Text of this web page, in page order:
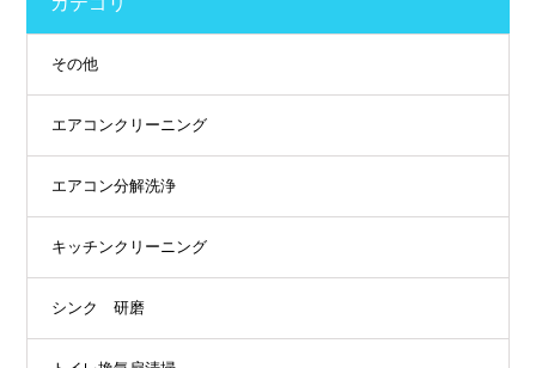
その他
エアコンクリーニング
エアコン分解洗浄
キッチンクリーニング
シンク 研磨